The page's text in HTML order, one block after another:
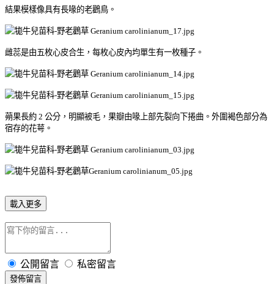
結果模樣像具有長喙的老鸛鳥。
雌蕊是由五枚心皮合生，每枚心皮內均單生有一枚種子。
蒴果長約 2 公分，明顯被毛，果瓣由喙上部先裂向下捲曲。外圍褐色部分為
宿存的花萼。
載入更多
公開留言 私密留言
發佈留言